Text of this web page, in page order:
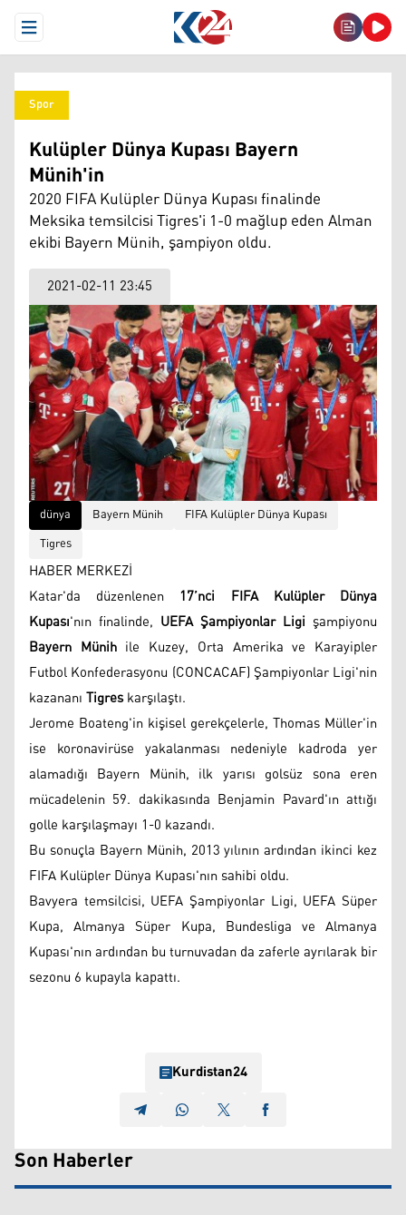
Open Menu
Spor
Kulüpler Dünya Kupası Bayern
Münih'in
2020 FIFA Kulüpler Dünya Kupası finalinde
Meksika temsilcisi Tigres'i 1-0 mağlup eden Alman
ekibi Bayern Münih, şampiyon oldu.
2021-02-11 23:45
dünya Bayern Münih
FIFA Kulüpler Dünya Kupası
Tigres
HABER MERKEZİ
Katar'da düzenlenen 17’nci FIFA Kulüpler Dünya
Kupası'nın finalinde, UEFA Şampiyonlar Ligi şampiyonu
Bayern Münihile Kuzey, Orta Amerika ve Karayipler
Futbol Konfederasyonu (CONCACAF) Şampiyonlar Ligi'nin
kazananıTigreskarşılaştı.
Jerome Boateng'in kişisel gerekçelerle, Thomas Müller'in
ise koronavirüse yakalanması nedeniyle kadroda yer
alamadığı Bayern Münih, ilk yarısı golsüz sona eren
mücadelenin 59. dakikasında Benjamin Pavard'ın attığı
golle karşılaşmayı 1-0 kazandı.
Bu sonuçla Bayern Münih, 2013 yılının ardından ikinci kez
FIFA Kulüpler Dünya Kupası'nın sahibi oldu.
Bavyera temsilcisi, UEFA Şampiyonlar Ligi, UEFA Süper
Kupa, Almanya Süper Kupa, Bundesliga ve Almanya
Kupası'nın ardından bu turnuvadan da zaferle ayrılarak bir
sezonu 6 kupayla kapattı.
Kurdistan24
Son Haberler